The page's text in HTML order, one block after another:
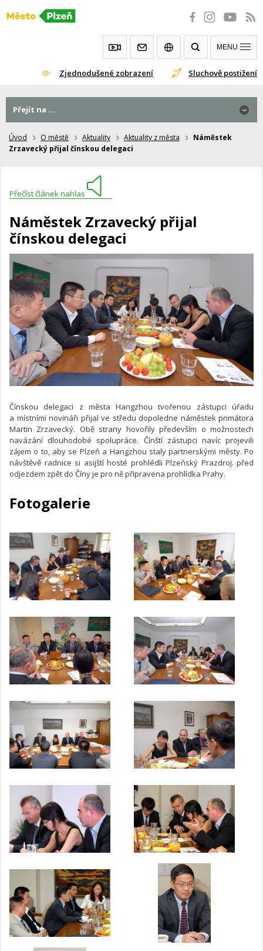
Přeskočit
Zjednodušené zobrazení Sluchově postižení
MENU
Úvod O městě Aktuality Aktuality z města
Náměstek
Zrzavecký přijal čínskou delegaci
Přečíst článek nahlas
Náměstek Zrzavecký přijal
čínskou delegaci
Čínskou delegaci z města Hangzhou tvořenou zástupci úřadu
a místními novináři přijal ve středu dopoledne náměstek primátora
Martin Zrzavecký. Obě strany hovořily především o možnostech
navázání dlouhodobé spolupráce. Čínští zástupci navíc projevili
zájem o to, aby se Plzeň a Hangzhou staly partnerskými městy. Po
návštěvě radnice si asijští hosté prohlédli Plzeňský Prazdroj. před
odjezdem zpět do Číny je pro ně připravena prohlídka Prahy.
Fotogalerie
Přejít na ...